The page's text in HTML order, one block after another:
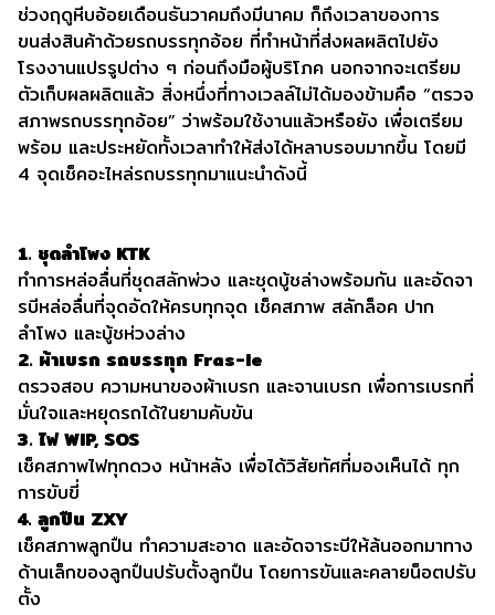
ช่วงฤดูหีบอ้อยเดือนธันวาคมถึงมีนาคม ก็ถึงเวลาของการ
ขนส่งสินค้าด้วยรถบรรทุกอ้อย ที่ทำหน้าที่ส่งผลผลิตไปยัง
โรงงานแปรรูปต่าง ๆ ก่อนถึงมือผู้บริโภค นอกจากจะเตรียม
ตัวเก็บผลผลิตแล้ว สิ่งหนึ่งที่ทางเวลล์ไม่ได้มองข้ามคือ “ตรวจ
สภาพรถบรรทุกอ้อย” ว่าพร้อมใช้งานแล้วหรือยัง เพื่อเตรียม
พร้อม และประหยัดทั้งเวลาทำให้ส่งได้หลาบรอบมากขึ้น โดยมี
4 จุดเช็คอะไหล่รถบรรทุกมาแนะนำดังนี้
1. ชุดลำโพง KTK
ทำการหล่อลื่นที่ชุดสลักพ่วง และชุดบู้ชล่างพร้อมกัน และอัดจา
รบีหล่อลื่นที่จุดอัดให้ครบทุกจุด เช็คสภาพ สลักล็อค ปาก
ลำโพง และบู้ชห่วงล่าง
2. ผ้าเบรก รถบรรทุก Fras-le
ตรวจสอบ ความหนาของผ้าเบรก และจานเบรก เพื่อการเบรกที่
มั่นใจและหยุดรถได้ในยามคับขัน
3. ไฟ WIP, SOS
เช็คสภาพไฟทุกดวง หน้าหลัง เพื่อได้วิสัยทัศที่มองเห็นได้ ทุก
การขับขี่
4. ลูกปืน ZXY
เช็คสภาพลูกปืน ทำความสะอาด และอัดจาระบีให้ล้นออกมาทาง
ด้านเล็กของลูกปืนปรับตั้งลูกปืน โดยการขันและคลายน็อตปรับ
ตั้ง